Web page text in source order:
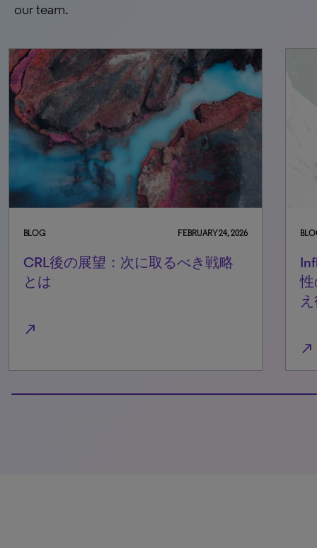
our team.
BLOG FEBRUARY 24, 2026
CRL後の展望：次に取るべき戦略
とは
north_east
性
north_east